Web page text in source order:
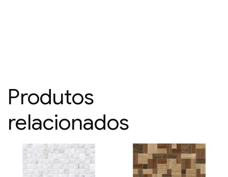
Produtos
relacionados